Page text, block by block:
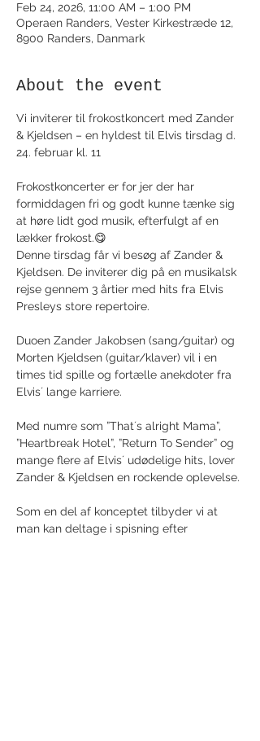
Feb 24, 2026, 11:00 AM – 1:00 PM
Operaen Randers, Vester Kirkestræde 12,
8900 Randers, Danmark
About the event
Vi inviterer til frokostkoncert med Zander
& Kjeldsen – en hyldest til Elvis tirsdag d.
24. februar kl. 11
Frokostkoncerter er for jer der har
formiddagen fri og godt kunne tænke sig
at høre lidt god musik, efterfulgt af en
lækker frokost.😋
Denne tirsdag får vi besøg af Zander &
Kjeldsen. De inviterer dig på en musikalsk
rejse gennem 3 årtier med hits fra Elvis
Presleys store repertoire.
Duoen Zander Jakobsen (sang/guitar) og
Morten Kjeldsen (guitar/klaver) vil i en
times tid spille og fortælle anekdoter fra
Elvis´ lange karriere.
Med numre som ”That´s alright Mama”,
”Heartbreak Hotel”, ”Return To Sender” og
mange flere af Elvis´ udødelige hits, lover
Zander & Kjeldsen en rockende oplevelse.
Som en del af konceptet tilbyder vi at
man kan deltage i spisning efter